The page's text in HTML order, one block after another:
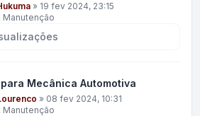
» 19 fev 2024, 23:15
Manutenção
Mecânica Automotiva
» 08 fev 2024, 10:31
Manutenção